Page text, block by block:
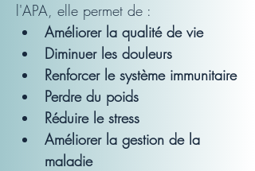
l'APA, elle permet de :
Améliorer la qualité de vie
Diminuer les douleurs
Renforcer le système immunitaire
Perdre du poids
Réduire le stress
Améliorer la gestion de la
maladie